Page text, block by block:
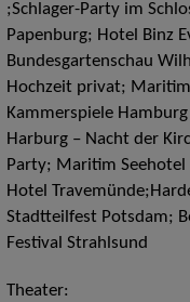
;Schlager-Party im
Papenburg; Hotel Binz
Bundesgartenschau
Hochzeit privat;
Kammerspiele
Harburg – Nacht der
Party; Maritim Seehotel
Hotel
Stadtteilfest Potsdam;
Festival Strahlsund
Theater: